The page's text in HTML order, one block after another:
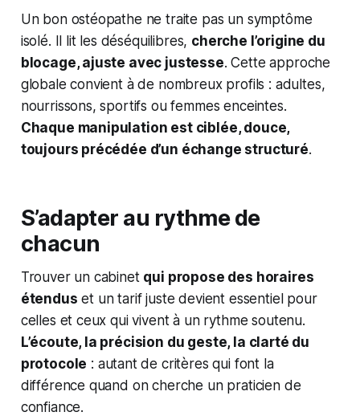
Un bon ostéopathe ne traite pas un symptôme
isolé. Il lit les déséquilibres, cherche l’origine du
blocage, ajuste avec justesse. Cette approche
globale convient à de nombreux profils : adultes,
nourrissons, sportifs ou femmes enceintes.
Chaque manipulation est ciblée, douce,
toujours précédée d’un échange structuré.
S’adapter au rythme de
chacun
Trouver un cabinet qui propose des horaires
étendus et un tarif juste devient essentiel pour
celles et ceux qui vivent à un rythme soutenu.
L’écoute, la précision du geste, la clarté du
protocole : autant de critères qui font la
différence quand on cherche un praticien de
confiance.